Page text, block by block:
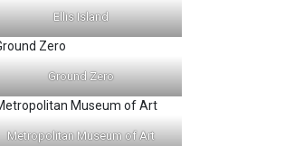
Ellis Island
Ground Zero
Metropolitan Museum of Art